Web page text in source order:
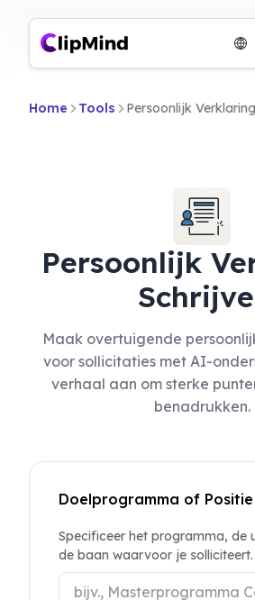
Home Tools
Persoonlijk
Maak overtuigende
voor sollicitaties met AI-
verhaal aan om sterke
benadrukken.
Doelprogramma of Positie
Specificeer het programma, de
de baan waarvoor je solliciteert.